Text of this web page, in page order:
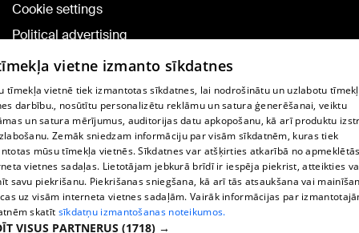
Cookie settings
Political advertising
Cookie policy
Commenting terms
TV program
Contract rules
360 Ziņu kontakti
Helio Media
vietne izmanto sīkdatnes
tīmekļa vietnē tiek izmantotas sīkdatnes, lai nodrošinātu un uzlabotu
darbību., nosūtītu personalizētu reklāmu un satura ģenerēšanai, veiktu
un satura mērījumus, auditorijas datu apkopošanu, kā arī produktu
Zemāk sniedzam informāciju par visām sīkdatnēm, kuras tiek
mūsu tīmekļa vietnēs. Sīkdatnes var atšķirties atkarībā no
vietnes sadaļas. Lietotājam jebkurā brīdī ir iespēja piekrist, atteikties
savu piekrišanu. Piekrišanas sniegšana, kā arī tās atsaukšana vai
uz visām interneta vietnes sadaļām. Vairāk informācijas par
skatīt sīkdatņu izmantošanas noteikumos.
VISUS PARTNERUS (1718) →